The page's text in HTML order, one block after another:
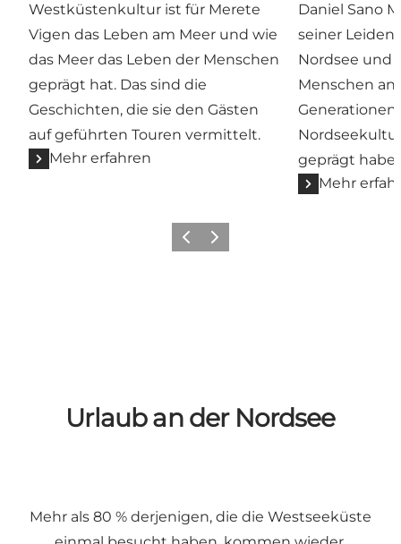
Westküstenkultur ist für Merete
Vigen das Leben am Meer und wie
das Meer das Leben der Menschen
geprägt hat. Das sind die
Geschichten, die sie den Gästen
auf geführten Touren vermittelt.
Mehr erfahren
Daniel Sano
seiner
Nordsee und
Menschen
geprägt
Mehr
ZurückWeiter
Urlaub an der Nordsee
Mehr als 80 % derjenigen, die die Westseeküste